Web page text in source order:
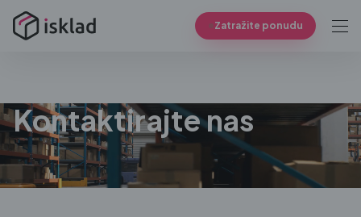
Zatražite ponudu
Kontaktirajte nas